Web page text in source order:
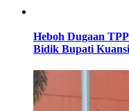
Heboh Dugaan
Bidik Bupati